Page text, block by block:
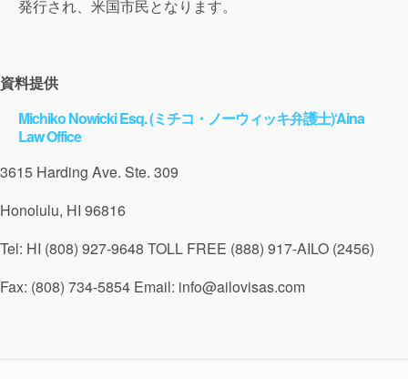
発行され、米国市民となります。
資料提供
Michiko Nowicki Esq. (ミチコ・ノーウィッキ弁護士)‘Aina
Law Office
3615 Harding Ave. Ste. 309
Honolulu, HI 96816
Tel: HI (808) 927-9648 TOLL FREE (888) 917-AILO (2456)
Fax: (808) 734-5854 Email: info@ailovisas.com